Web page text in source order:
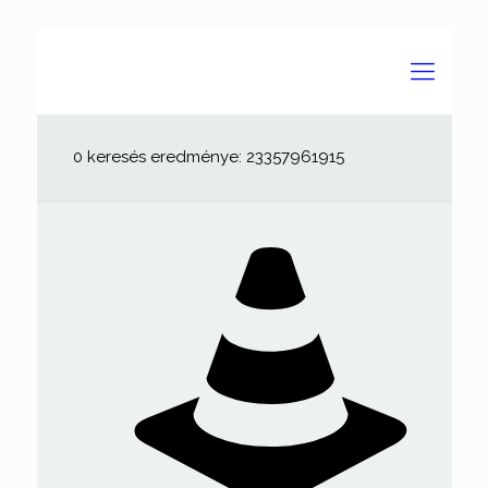
0 keresés eredménye: 23357961915